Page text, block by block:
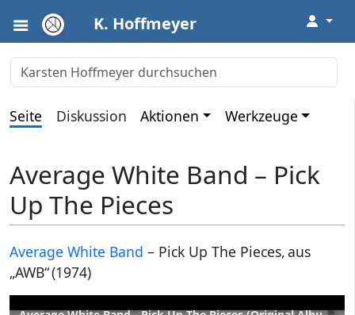
K. Hoffmeyer ↓
Seite Diskussion Aktionen Werkzeuge
Average White Band – Pick
Up The Pieces
Average White Band – Pick Up The Pieces, aus
„AWB“ (1974)